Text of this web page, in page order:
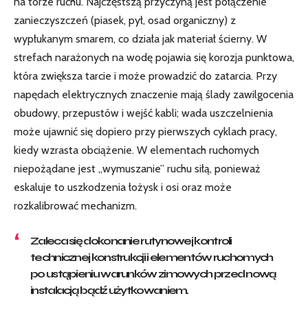
zanieczyszczeń (piasek, pył, osad organiczny) z
wypłukanym smarem, co działa jak materiał ścierny. W
strefach narażonych na wodę pojawia się korozja punktowa,
która zwiększa tarcie i może prowadzić do zatarcia. Przy
napędach elektrycznych znaczenie mają ślady zawilgocenia
obudowy, przepustów i wejść kabli; wada uszczelnienia
może ujawnić się dopiero przy pierwszych cyklach pracy,
kiedy wzrasta obciążenie. W elementach ruchomych
niepożądane jest „wymuszanie” ruchu siłą, ponieważ
eskaluje to uszkodzenia łożysk i osi oraz może
rozkalibrować mechanizm.
Zaleca się dokonanie rutynowej kontroli
technicznej konstrukcji i elementów ruchomych
po ustąpieniu warunków zimowych przed nową
instalacją bądź użytkowaniem.